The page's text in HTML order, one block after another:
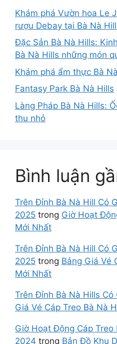
Khám phá Vườn hoa Le
rượu Debay tại Bà Nà
Đặc Sản Bà Nà Hills:
Bà Nà Hills những món
Khám phá ẩm thực Bà
Fantasy Park Bà Nà Hills
Làng Pháp Bà Nà Hills:
thu nhỏ
Bình luận
Trên Đỉnh Bà Nà Hill Có
2025 trong Giờ Hoạt
Mới Nhất
Trên Đỉnh Bà Nà Hill Có
2025 trong Bảng Giá Vé
Mới Nhất
Trên Đỉnh Bà Nà Hills
Giá Vé Cáp Treo Bà Nà
Giờ Hoạt Động Cáp
2024 trong Bản Đồ Khu